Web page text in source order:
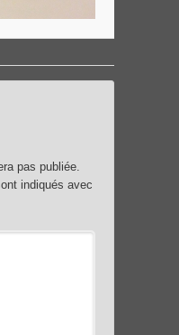
pas publiée.
indiqués avec